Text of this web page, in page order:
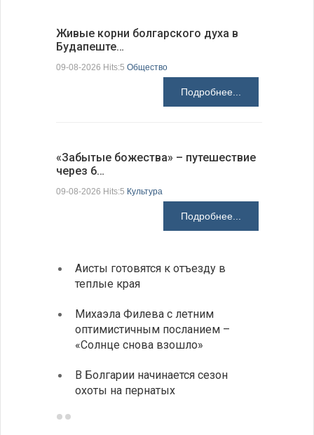
Живые корни болгарского духа в
Будапеште…
09-08-2026 Hits:5 Общество
Подробнее...
«Забытые божества» – путешествие
через 6…
09-08-2026 Hits:5 Культура
Подробнее...
Аисты готовятся к отъезду в
теплые края
Михаэла Филева с летним
оптимистичным посланием –
«Солнце снова взошло»
В Болгарии начинается сезон
охоты на пернатых